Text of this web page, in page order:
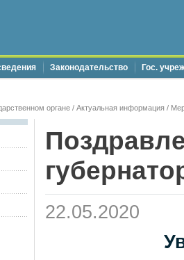
Законодательство Гос.
органе / Актуальная информация /
22.05.2020